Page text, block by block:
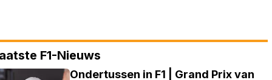
F1-Nieuws
Ondertussen in F1 | Grand Prix van